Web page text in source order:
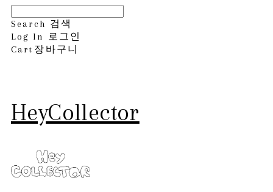
Search 검색
Log In
로그인
Cart 장바구니
HeyCollector